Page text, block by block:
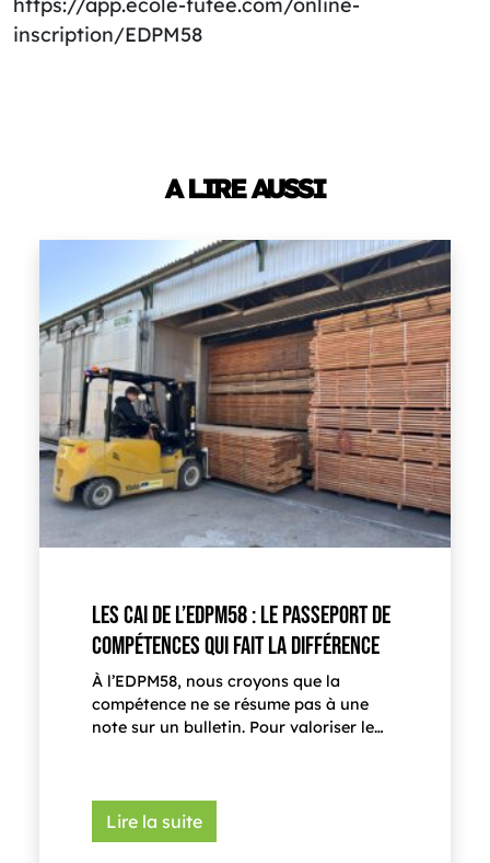
inscription/EDPM58
A LIRE AUSSI
LES CAI DE L’EDPM58 : LE PASSEPORT DE
COMPÉTENCES QUI FAIT LA DIFFÉRENCE
À l’EDPM58, nous croyons que la
compétence ne se résume pas à une
note sur un bulletin. Pour valoriser le…
Lire la suite